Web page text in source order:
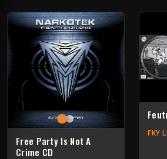
Free Party Is Not A
Crime CD
FKY